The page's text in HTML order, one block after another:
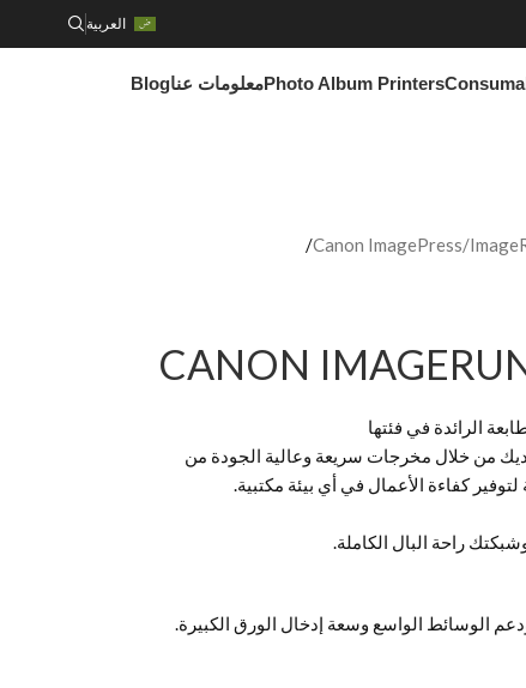
العربية
Photo Album Printersمعلومات عناBlog
Canon ImagePress/
CANON
الرائدة في فئتها
من خلال مخرجات سريعة وعالية الجودة من
كفاءة الأعمال في أي بيئة مكتبية.
الوسائط الواسع وسعة إدخال الورق الكبيرة.